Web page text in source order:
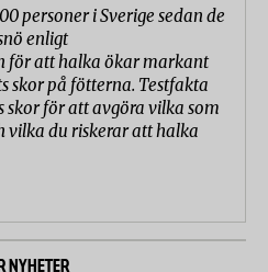
personer i Sverige sedan de
enligt
för att halka ökar markant
skor på fötterna. Testfakta
skor för att avgöra vilka som
vilka du riskerar att halka
NYHETER